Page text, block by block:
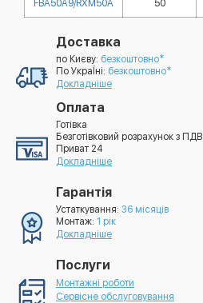
FBA50A9/RXM50A 50
Доставка
по Києву: безкоштовно*
По УкраЇні: безкоштовно*
Докладніше
Оплата
Готівка
Безготівковий розрахунок з ПДВ
Приват 24
Докладніше
Гарантія
Устаткування: 36 місяців
Монтаж: 1 рік
Докладніше
Послуги
Монтажні роботи
Сервісне обслуговування